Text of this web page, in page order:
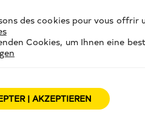
des cookies pour vous offrir
Cookies, um Ihnen eine
| AKZEPTIEREN